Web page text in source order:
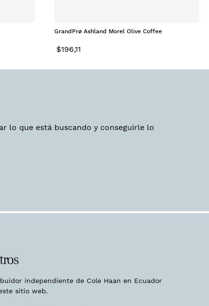
GrandPrø Ashland Morel Olive Coffee
$196,11
lo que está buscando y conseguirle lo
independiente de Cole Haan en Ecuador
sitio web.